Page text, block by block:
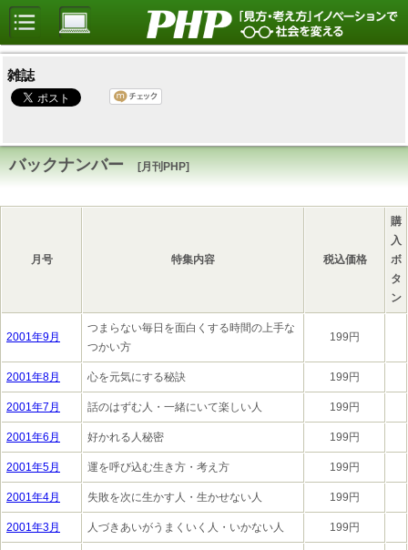
雑誌
バックナンバー [月刊PHP]
月号 特集内容 税込価格
購
入
ボ
タ
ン
2001年9月
つまらない毎日を面白くする時間の上手な
つかい方
199円
2001年8月 心を元気にする秘訣 199円
2001年7月 話のはずむ人・一緒にいて楽しい人 199円
2001年6月 好かれる人秘密 199円
2001年5月 運を呼び込む生き方・考え方 199円
2001年4月 失敗を次に生かす人・生かせない人 199円
2001年3月 人づきあいがうまくいく人・いかない人 199円